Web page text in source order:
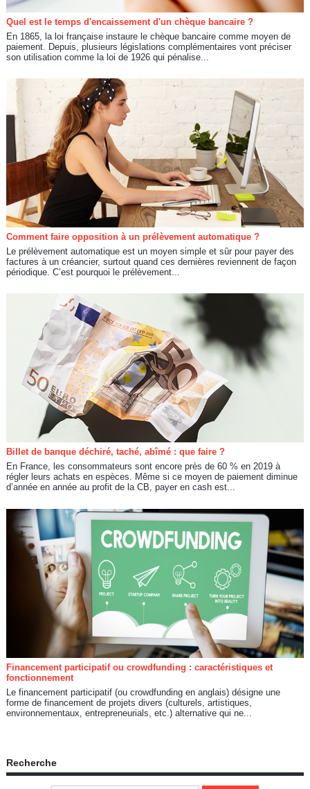
Quel est le temps d'encaissement d'un chèque bancaire ?
En 1865, la loi française instaure le chèque bancaire comme moyen de
paiement. Depuis, plusieurs législations complémentaires vont préciser
son utilisation comme la loi de 1926 qui pénalise...
Comment faire opposition à un prélèvement automatique ?
Le prélèvement automatique est un moyen simple et sûr pour payer des
factures à un créancier, surtout quand ces dernières reviennent de façon
périodique. C’est pourquoi le prélèvement...
Billet de banque déchiré, taché, abîmé : que faire ?
En France, les consommateurs sont encore près de 60 % en 2019 à
régler leurs achats en espèces. Même si ce moyen de paiement diminue
d’année en année au profit de la CB, payer en cash est...
Financement participatif ou crowdfunding : caractéristiques et
fonctionnement
Le financement participatif (ou crowdfunding en anglais) désigne une
forme de financement de projets divers (culturels, artistiques,
environnementaux, entrepreneurials, etc.) alternative qui ne...
Recherche